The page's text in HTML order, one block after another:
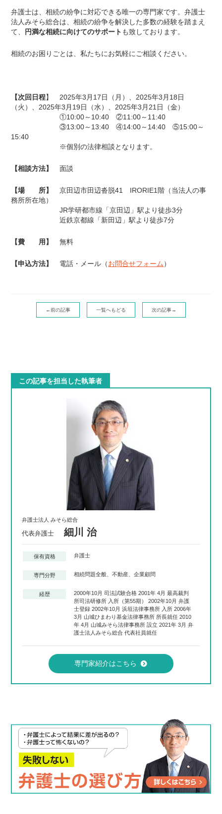
弁護士は、相続の紛争に対応できる唯一の専門家です。弁護士
法人みそら総合は、相続の紛争を解決した多数の経験を踏まえ
て、
円満な相続に向けてのサポート も致しております。
相続のお困りごとは、私たちにお気軽にご相談ください。
【次回日程】 2025年3月17日（月）、2025年3月18日
（火）、2025年3月19日（水）、2025年3月21日（金）
①10:00～10:40 ②11:00～11:40
③13:00～13:40 ④14:00～14:40 ⑤15:00～
15:40
※個別の法律相談となります。
【相談方法】 面談
【場 所】
京田辺市田辺沓脱41 IRORIE1階（当法人の事
務所所在地）
JR学研都市線「京田辺」駅より徒歩3分
近鉄京都線「新田辺」駅より徒歩7分
【費 用】 無料
【申込方法】 電話・メール（ お問合せフォーム ）
←前の記事 一覧へもどる 次の記事→
この記事を担当した執筆者
弁護士法人 みそら総合
代表弁護士 細川 治
保有資格 弁護士
専門分野 相続問題全般、不動産、企業顧問
経歴
2000年10月 司法試験合格 2001年 4月 最高裁判
所司法研修所 入所（第55期） 2002年10月 弁護
士登録 2002年10月 浜垣法律事務所 入所 2006年
3月 山城ひまわり基金法律事務所 所長就任 2010
年 4月 山城みそら法律事務所 設立 2021年 3月 弁
護士法人みそら総合 代表社員就任
専門家紹介はこちら